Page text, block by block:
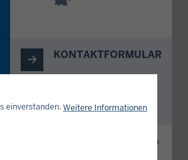
einverstanden. Weitere Informationen
KONTAKTFORMULAR
DOWNLOADS
Hauserlass des Finanzministeriums